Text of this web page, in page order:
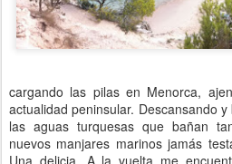
cargando las pilas en Menorca,
actualidad peninsular. Descansando
las aguas turquesas que bañan
nuevos manjares marinos jamás
Una delicia. A la vuelta me